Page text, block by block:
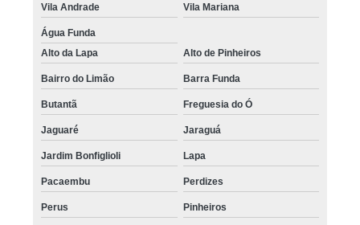
Vila Andrade Vila Mariana
Água Funda
Alto da Lapa
Alto de Pinheiros
Bairro do Limão Barra Funda
Butantã Freguesia do Ó
Jaguaré Jaraguá
Jardim Bonfiglioli Lapa
Pacaembu Perdizes
Perus Pinheiros